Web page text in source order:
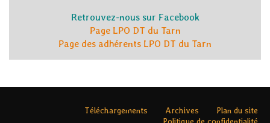
Retrouvez-nous sur Facebook
Page LPO DT du Tarn
Page des adhérents LPO DT du Tarn
Téléchargements Archives
Plan du site